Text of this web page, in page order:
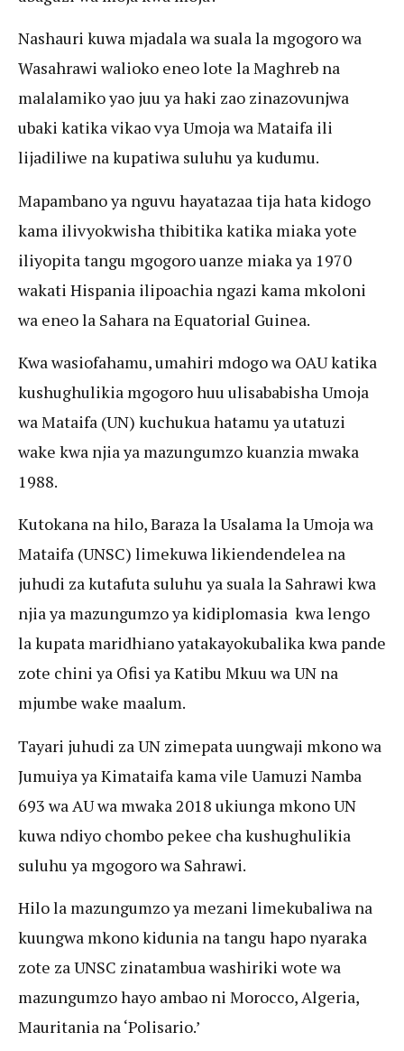
Nashauri kuwa mjadala wa suala la mgogoro wa
Wasahrawi walioko eneo lote la Maghreb na
malalamiko yao juu ya haki zao zinazovunjwa
ubaki katika vikao vya Umoja wa Mataifa ili
lijadiliwe na kupatiwa suluhu ya kudumu.
Mapambano ya nguvu hayatazaa tija hata kidogo
kama ilivyokwisha thibitika katika miaka yote
iliyopita tangu mgogoro uanze miaka ya 1970
wakati Hispania ilipoachia ngazi kama mkoloni
wa eneo la Sahara na Equatorial Guinea.
Kwa wasiofahamu, umahiri mdogo wa OAU katika
kushughulikia mgogoro huu ulisababisha Umoja
wa Mataifa (UN) kuchukua hatamu ya utatuzi
wake kwa njia ya mazungumzo kuanzia mwaka
1988.
Kutokana na hilo, Baraza la Usalama la Umoja wa
Mataifa (UNSC) limekuwa likiendendelea na
juhudi za kutafuta suluhu ya suala la Sahrawi kwa
njia ya mazungumzo ya kidiplomasia kwa lengo
la kupata maridhiano yatakayokubalika kwa pande
zote chini ya Ofisi ya Katibu Mkuu wa UN na
mjumbe wake maalum.
Tayari juhudi za UN zimepata uungwaji mkono wa
Jumuiya ya Kimataifa kama vile Uamuzi Namba
693 wa AU wa mwaka 2018 ukiunga mkono UN
kuwa ndiyo chombo pekee cha kushughulikia
suluhu ya mgogoro wa Sahrawi.
Hilo la mazungumzo ya mezani limekubaliwa na
kuungwa mkono kidunia na tangu hapo nyaraka
zote za UNSC zinatambua washiriki wote wa
mazungumzo hayo ambao ni Morocco, Algeria,
Mauritania na ‘Polisario.’